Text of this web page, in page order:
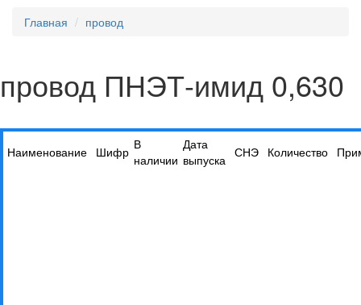
Главная
провод
провод ПНЭТ-имид 0,630
Наименование Шифр В
наличии
Дата
выпуска СНЭ Количество